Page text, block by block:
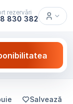
rezervări
830 382
Salvează